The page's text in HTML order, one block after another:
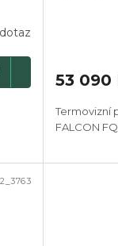
R
M
53 090
Termovizní
FALCON
2_3763